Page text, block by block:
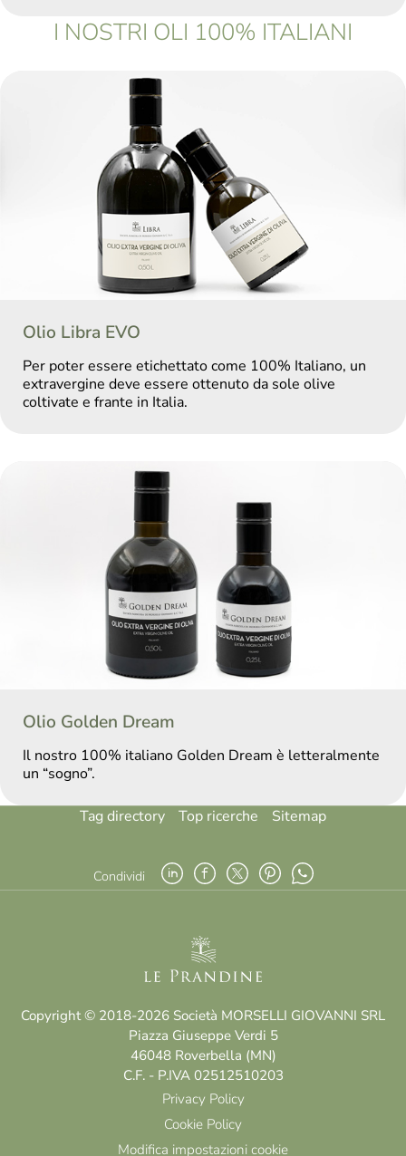
I NOSTRI OLI 100% ITALIANI
Olio Libra EVO
Per poter essere etichettato come 100% Italiano, un
extravergine deve essere ottenuto da sole olive
coltivate e frante in Italia.
Olio Golden Dream
Il nostro 100% italiano Golden Dream è letteralmente
un “sogno”.
Tag directory Top ricerche Sitemap
Condividi
Copyright © 2018-2026 Società MORSELLI GIOVANNI SRL
Piazza Giuseppe Verdi 5
46048 Roverbella (MN)
C.F. - P.IVA 02512510203
Privacy Policy
Cookie Policy
Modifica impostazioni cookie